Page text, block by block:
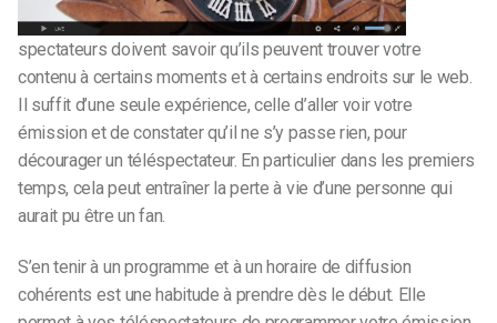
spectateurs doivent savoir qu’ils peuvent trouver votre
contenu à certains moments et à certains endroits sur le web.
Il suffit d’une seule expérience, celle d’aller voir votre
émission et de constater qu’il ne s’y passe rien, pour
décourager un téléspectateur. En particulier dans les premiers
temps, cela peut entraîner la perte à vie d’une personne qui
aurait pu être un fan.
S’en tenir à un programme et à un horaire de diffusion
cohérents est une habitude à prendre dès le début. Elle